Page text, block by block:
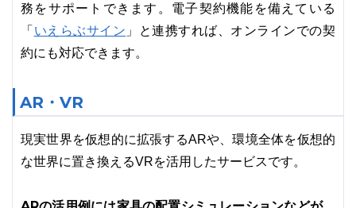
務をサポートできます。電子契約機能を備えている
「 いえらぶサイン 」と連携すれば、オンラインでの契
約にも対応できます。
AR・VR
現実世界を仮想的に拡張するARや、環境全体を仮想的
な世界に置き換えるVRを活用したサービスです。